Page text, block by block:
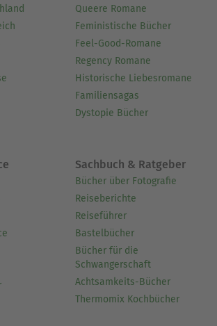
Queere Romane
Feministische Bücher
Feel-Good-Romane
Regency Romane
Historische Liebesromane
Familiensagas
Dystopie Bücher
Sachbuch & Ratgeber
Bücher über Fotografie
Reiseberichte
Reiseführer
Bastelbücher
Bücher für die
Schwangerschaft
Achtsamkeits-Bücher
Thermomix Kochbücher